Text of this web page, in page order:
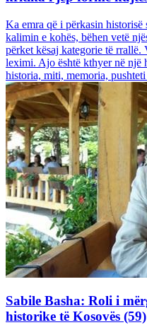
Ka emra që i përkasin historisë
kalimin e kohës, bëhen vetë
përket kësaj kategorie të rrallë.
leximi. Ajo është kthyer në një
historia, miti, memoria,
Sabile Basha: Roli i
historike të Kosovës (59)